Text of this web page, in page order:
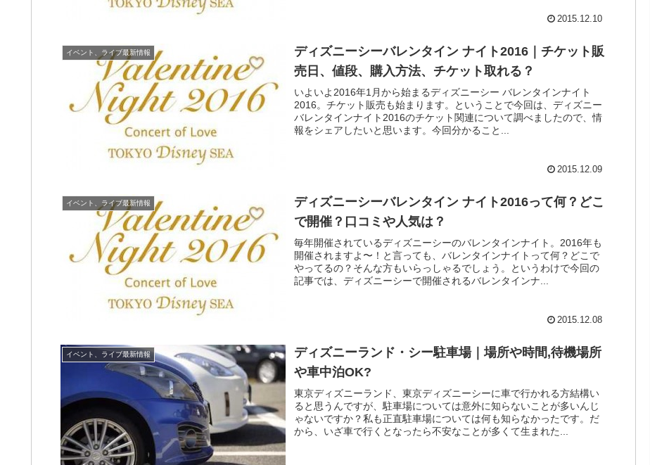
2015.12.10
イベント、ライブ最新情報
ディズニーシーバレンタイン ナイト2016｜チケット販
売日、値段、購入方法、チケット取れる？
いよいよ2016年1月から始まるディズニーシー バレンタインナイト
2016。チケット販売も始まります。ということで今回は、ディズニー
バレンタインナイト2016のチケット関連について調べましたので、情
報をシェアしたいと思います。今回分かること...
2015.12.09
イベント、ライブ最新情報
ディズニーシーバレンタイン ナイト2016って何？どこ
で開催？口コミや人気は？
毎年開催されているディズニーシーのバレンタインナイト。2016年も
開催されますよ〜！と言っても、バレンタインナイトって何？どこで
やってるの？そんな方もいらっしゃるでしょう。というわけで今回の
記事では、ディズニーシーで開催されるバレンタインナ...
2015.12.08
イベント、ライブ最新情報
ディズニーランド・シー駐車場｜場所や時間,待機場所
や車中泊OK?
東京ディズニーランド、東京ディズニーシーに車で行かれる方結構い
ると思うんですが、駐車場については意外に知らないことが多いんじ
ゃないですか？私も正直駐車場については何も知らなかったです。だ
から、いざ車で行くとなったら不安なことが多くて生まれた...